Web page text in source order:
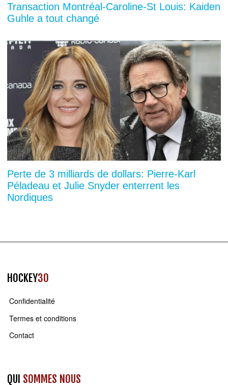
Transaction Montréal-Caroline-St Louis: Kaiden
Guhle a tout changé
Perte de 3 milliards de dollars: Pierre-Karl
Péladeau et Julie Snyder enterrent les
Nordiques
HOCKEY30
Confidentialité
Termes et conditions
Contact
QUI SOMMES NOUS